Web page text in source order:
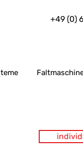
+49 (0)